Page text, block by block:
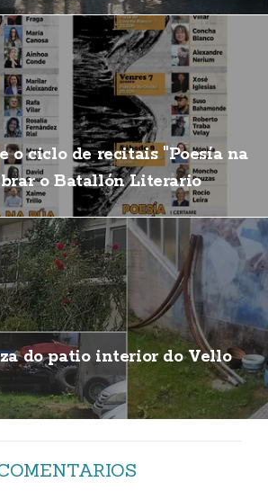
o ciclo de recitais "Poesía na
o Batallón Literario
do patio interior do Vello